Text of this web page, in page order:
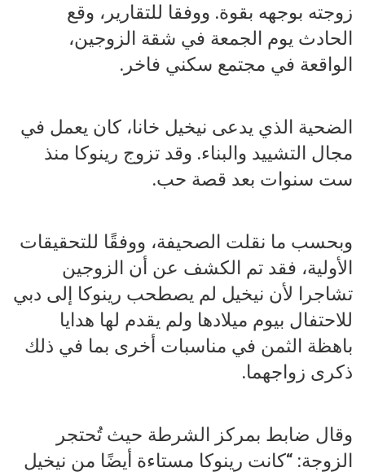
زوجته بوجهه بقوة. ووفقا للتقارير، وقع
الحادث يوم الجمعة في شقة الزوجين،
الواقعة في مجتمع سكني فاخر.
الضحية الذي يدعى نيخيل خانا، كان يعمل في
مجال التشييد والبناء. وقد تزوج رينوكا منذ
ست سنوات بعد قصة حب.
وبحسب ما نقلت الصحيفة، ووفقًا للتحقيقات
الأولية، فقد تم الكشف عن أن الزوجين
تشاجرا لأن نيخيل لم يصطحب رينوكا إلى دبي
للاحتفال بيوم ميلادها ولم يقدم لها هدايا
باهظة الثمن في مناسبات أخرى بما في ذلك
ذكرى زواجهما.
وقال ضابط بمركز الشرطة حيث تُحتجر
الزوجة: “كانت رينوكا مستاءة أيضًا من نيخيل